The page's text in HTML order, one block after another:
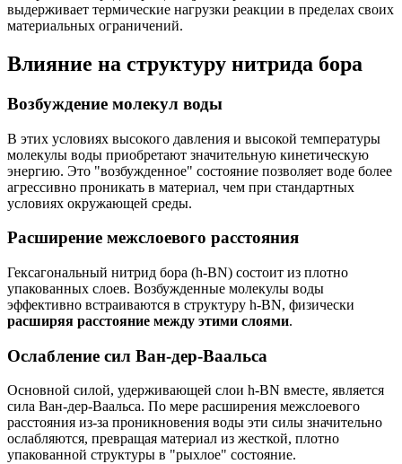
выдерживает термические нагрузки реакции в пределах своих
материальных ограничений.
Влияние на структуру нитрида бора
Возбуждение молекул воды
В этих условиях высокого давления и высокой температуры
молекулы воды приобретают значительную кинетическую
энергию. Это "возбужденное" состояние позволяет воде более
агрессивно проникать в материал, чем при стандартных
условиях окружающей среды.
Расширение межслоевого расстояния
Гексагональный нитрид бора (h-BN) состоит из плотно
упакованных слоев. Возбужденные молекулы воды
эффективно встраиваются в структуру h-BN, физически
расширяя расстояние между этими слоями.
Ослабление сил Ван-дер-Ваальса
Основной силой, удерживающей слои h-BN вместе, является
сила Ван-дер-Ваальса. По мере расширения межслоевого
расстояния из-за проникновения воды эти силы значительно
ослабляются, превращая материал из жесткой, плотно
упакованной структуры в "рыхлое" состояние.